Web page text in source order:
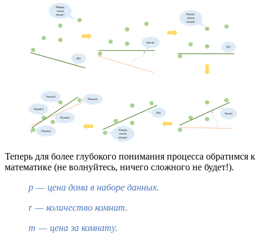
Теперь для более глубокого понимания процесса обратимся к
математике (не волнуйтесь, ничего сложного не будет!).
p — цена дома в наборе данных.
r — количество комнат.
m — цена за комнату.